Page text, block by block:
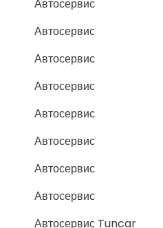
Автосервис
Автосервис
Автосервис
Автосервис
Автосервис
Автосервис
Автосервис
Автосервис
Автосервис Tuncar